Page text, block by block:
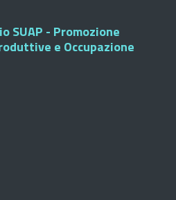
SUAP - Promozione
e Occupazione